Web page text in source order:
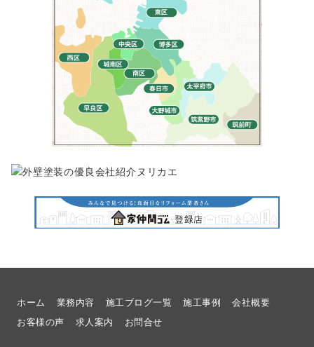
ホーム 業務内容 施工ブログ一覧 施工事例
会社概要
お客様の声
求人案内 お問合せ